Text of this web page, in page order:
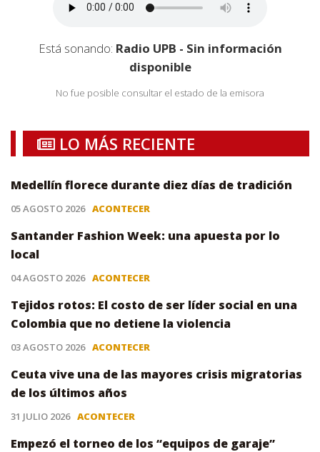
Está sonando: Radio UPB - Sin información
disponible
No fue posible consultar el estado de la emisora
LO MÁS RECIENTE
Medellín florece durante diez días de tradición
05 AGOSTO 2026 ACONTECER
Santander Fashion Week: una apuesta por lo
local
04 AGOSTO 2026 ACONTECER
Tejidos rotos: El costo de ser líder social en una
Colombia que no detiene la violencia
03 AGOSTO 2026 ACONTECER
Ceuta vive una de las mayores crisis migratorias
de los últimos años
31 JULIO 2026 ACONTECER
Empezó el torneo de los “equipos de garaje”